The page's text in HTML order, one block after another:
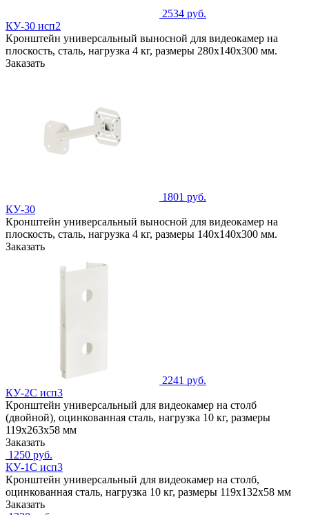
2534 руб.
КУ-30 исп2
Кронштейн универсальный выносной для видеокамер на
плоскость, сталь, нагрузка 4 кг, размеры 280х140х300 мм.
Заказать
1801 руб.
КУ-30
Кронштейн универсальный выносной для видеокамер на
плоскость, сталь, нагрузка 4 кг, размеры 140х140х300 мм.
Заказать
2241 руб.
КУ-2С исп3
Кронштейн универсальный для видеокамер на столб
(двойной), оцинкованная сталь, нагрузка 10 кг, размеры
119х263х58 мм
Заказать
1250 руб.
КУ-1С исп3
Кронштейн универсальный для видеокамер на столб,
оцинкованная сталь, нагрузка 10 кг, размеры 119х132х58 мм
Заказать